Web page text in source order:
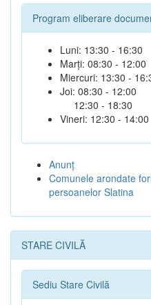
Program eliberare
Luni: 13:30 - 16:30
Marți: 08:30 - 12:00
Miercuri: 13:30 -
Joi: 08:30 - 12:00
12:30 - 18:30
Vineri: 12:30 - 14:00
Anunţ
Comunele arondate
persoanelor Slatina
STARE CIVILĂ
Sediu Stare Civilă